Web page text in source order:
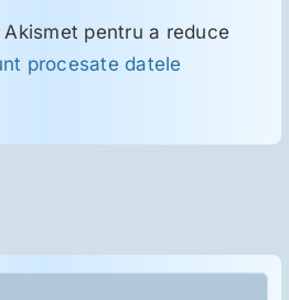
pentru a reduce
procesate datele